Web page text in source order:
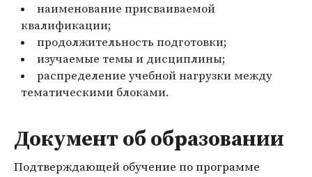
наименование присваиваемой
квалификации;
продолжительность подготовки;
изучаемые темы и дисциплины;
распределение учебной нагрузки между
тематическими блоками.
Документ об образовании
Подтверждающей обучение по программе